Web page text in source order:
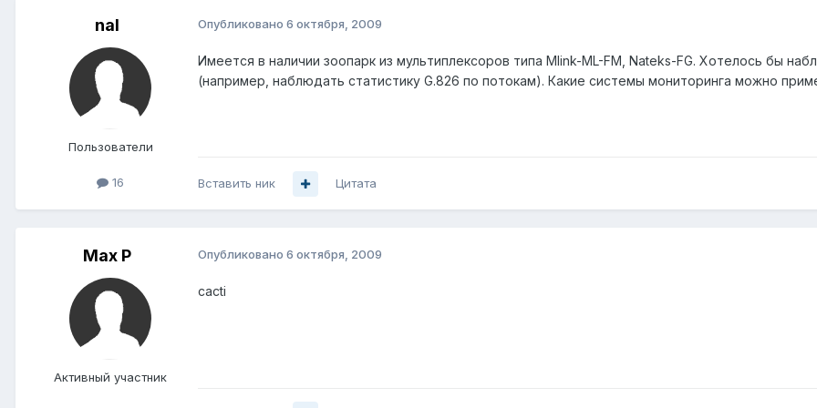
nal
Пользователи
16
Опубликовано 6 октября, 2009
Имеется в наличии зоопарк из мультиплексоров типа Mlink-ML-FM, Nateks-FG. Хотелось бы
(например, наблюдать статистику G.826 по потокам). Какие системы мониторинга можно
Вставить ник Цитата
Max P
Активный участник
Опубликовано 6 октября, 2009
cacti